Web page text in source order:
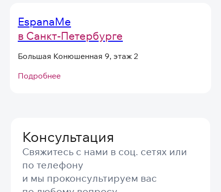
EspanaMe
в Санкт-Петербурге
Большая Конюшенная 9, этаж 2
Подробнее